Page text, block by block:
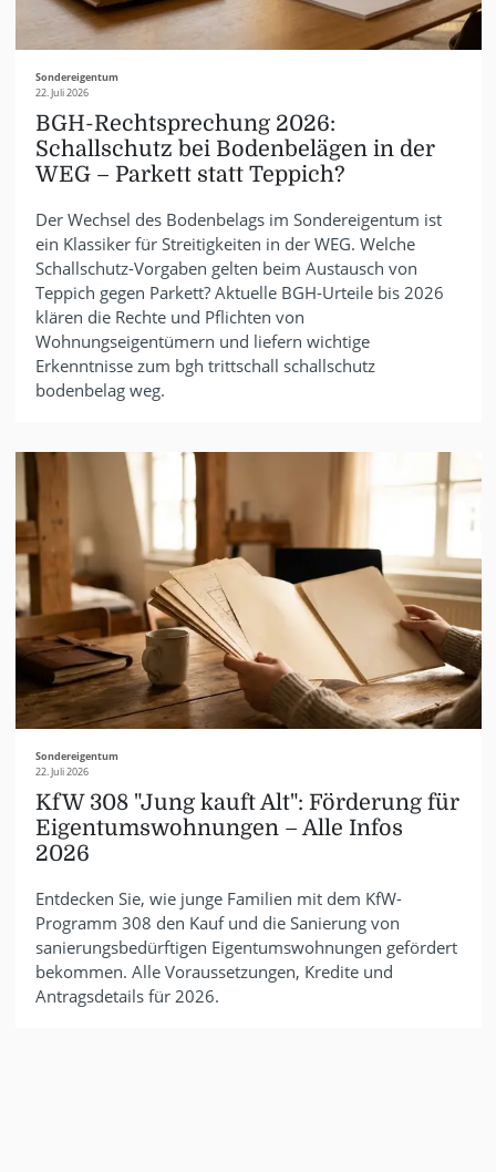
Sondereigentum
22. Juli 2026
BGH-Rechtsprechung 2026:
Schallschutz bei Bodenbelägen in der
WEG – Parkett statt Teppich?
Der Wechsel des Bodenbelags im Sondereigentum ist
ein Klassiker für Streitigkeiten in der WEG. Welche
Schallschutz-Vorgaben gelten beim Austausch von
Teppich gegen Parkett? Aktuelle BGH-Urteile bis 2026
klären die Rechte und Pflichten von
Wohnungseigentümern und liefern wichtige
Erkenntnisse zum bgh trittschall schallschutz
bodenbelag weg.
Sondereigentum
22. Juli 2026
KfW 308 "Jung kauft Alt": Förderung für
Eigentumswohnungen – Alle Infos
2026
Entdecken Sie, wie junge Familien mit dem KfW-
Programm 308 den Kauf und die Sanierung von
sanierungsbedürftigen Eigentumswohnungen gefördert
bekommen. Alle Voraussetzungen, Kredite und
Antragsdetails für 2026.